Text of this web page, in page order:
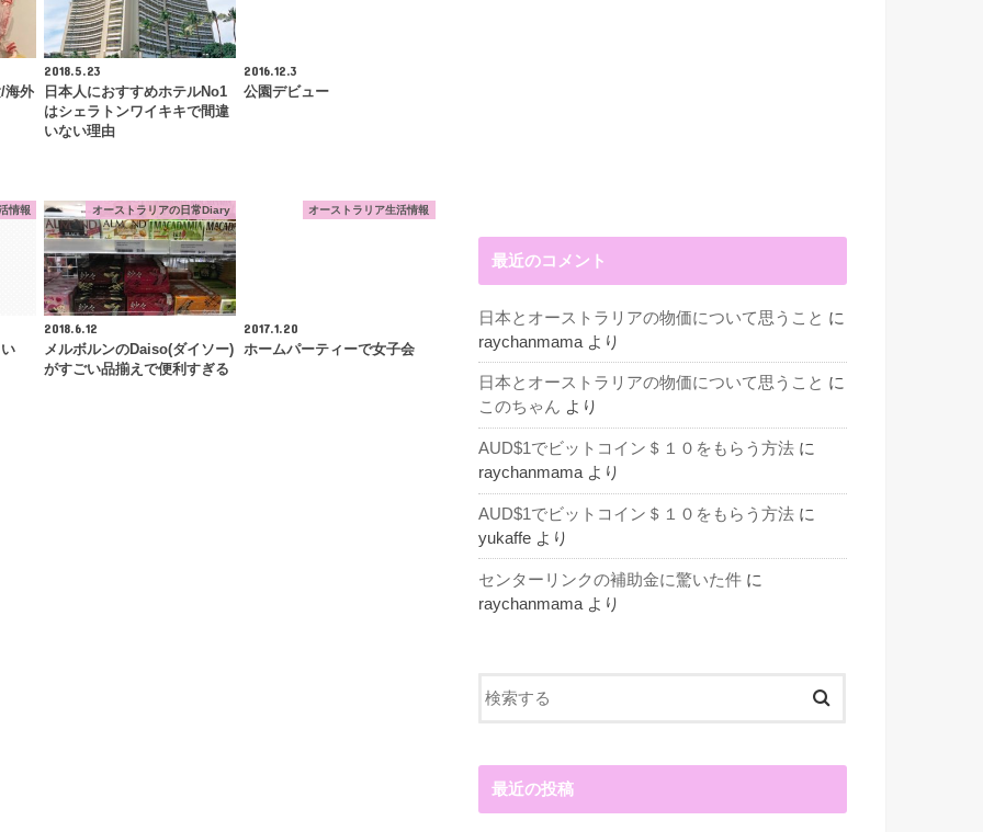
海外
2018.5.23
日本人におすすめホテルNo1
はシェラトンワイキキで間違
いない理由
2016.12.3
公園デビュー
情報 オーストラリアの日常Diary
2018.6.12
メルボルンのDaiso(ダイソー)
がすごい品揃えで便利すぎる
オーストラリア生活情報
2017.1.20
ホームパーティーで女子会
最近のコメント
日本とオーストラリアの物価について思うこと に
raychanmama より
日本とオーストラリアの物価について思うこと に
このちゃん より
AUD$1でビットコイン＄１０をもらう方法 に
raychanmamaより
AUD$1でビットコイン＄１０をもらう方法 に
yukaffe より
センターリンクの補助金に驚いた件 に
raychanmama より
最近の投稿